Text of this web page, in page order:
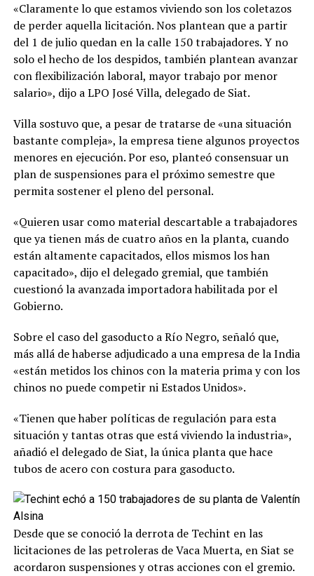
«Claramente lo que estamos viviendo son los coletazos
de perder aquella licitación. Nos plantean que a partir
del 1 de julio quedan en la calle 150 trabajadores. Y no
solo el hecho de los despidos, también plantean avanzar
con flexibilización laboral, mayor trabajo por menor
salario», dijo a LPO José Villa, delegado de Siat.
Villa sostuvo que, a pesar de tratarse de «una situación
bastante compleja», la empresa tiene algunos proyectos
menores en ejecución. Por eso, planteó consensuar un
plan de suspensiones para el próximo semestre que
permita sostener el pleno del personal.
«Quieren usar como material descartable a trabajadores
que ya tienen más de cuatro años en la planta, cuando
están altamente capacitados, ellos mismos los han
capacitado», dijo el delegado gremial, que también
cuestionó la avanzada importadora habilitada por el
Gobierno.
Sobre el caso del gasoducto a Río Negro, señaló que,
más allá de haberse adjudicado a una empresa de la India
«están metidos los chinos con la materia prima y con los
chinos no puede competir ni Estados Unidos».
«Tienen que haber políticas de regulación para esta
situación y tantas otras que está viviendo la industria»,
añadió el delegado de Siat, la única planta que hace
tubos de acero con costura para gasoducto.
Desde que se conoció la derrota de Techint en las
licitaciones de las petroleras de Vaca Muerta, en Siat se
acordaron suspensiones y otras acciones con el gremio.